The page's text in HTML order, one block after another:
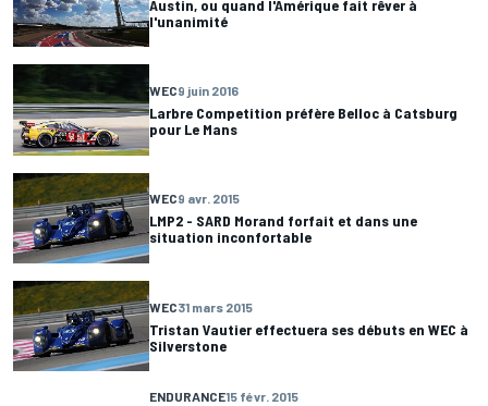
Austin, ou quand l'Amérique fait rêver à
l'unanimité
WEC9 juin 2016
Larbre Competition préfère Belloc à Catsburg
pour Le Mans
WEC9 avr. 2015
LMP2 - SARD Morand forfait et dans une
situation inconfortable
WEC31 mars 2015
Tristan Vautier effectuera ses débuts en WEC à
Silverstone
ENDURANCE15 févr. 2015